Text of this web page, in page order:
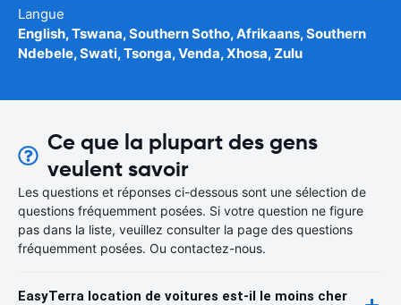
Langue
English, Tswana, Southern Sotho, Afrikaans, Southern
Ndebele, Swati, Tsonga, Venda, Xhosa, Zulu
Ce que la plupart des gens
veulent savoir
Les questions et réponses ci-dessous sont une sélection de
questions fréquemment posées. Si votre question ne figure
pas dans la liste, veuillez consulter la page des questions
fréquemment posées. Ou contactez-nous.
EasyTerra location de voitures est-il le moins cher